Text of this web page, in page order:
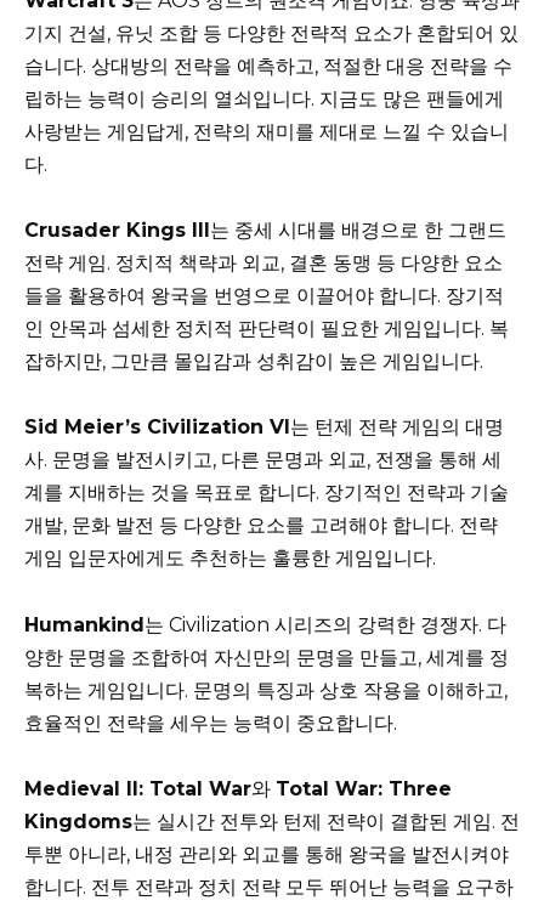
기지 건설, 유닛 조합 등 다양한 전략적 요소가 혼합되어 있
습니다. 상대방의 전략을 예측하고, 적절한 대응 전략을 수
립하는 능력이 승리의 열쇠입니다. 지금도 많은 팬들에게
사랑받는 게임답게, 전략의 재미를 제대로 느낄 수 있습니
다.
Crusader Kings III 는 중세 시대를 배경으로 한 그랜드
전략 게임. 정치적 책략과 외교, 결혼 동맹 등 다양한 요소
들을 활용하여 왕국을 번영으로 이끌어야 합니다. 장기적
인 안목과 섬세한 정치적 판단력이 필요한 게임입니다. 복
잡하지만, 그만큼 몰입감과 성취감이 높은 게임입니다.
Sid Meier’s Civilization VI 는 턴제 전략 게임의 대명
사. 문명을 발전시키고, 다른 문명과 외교, 전쟁을 통해 세
계를 지배하는 것을 목표로 합니다. 장기적인 전략과 기술
개발, 문화 발전 등 다양한 요소를 고려해야 합니다. 전략
게임 입문자에게도 추천하는 훌륭한 게임입니다.
Humankind는 Civilization 시리즈의 강력한 경쟁자. 다
양한 문명을 조합하여 자신만의 문명을 만들고, 세계를 정
복하는 게임입니다. 문명의 특징과 상호 작용을 이해하고,
효율적인 전략을 세우는 능력이 중요합니다.
Medieval II: Total War와 Total War: Three
Kingdoms는 실시간 전투와 턴제 전략이 결합된 게임. 전
투뿐 아니라, 내정 관리와 외교를 통해 왕국을 발전시켜야
합니다. 전투 전략과 정치 전략 모두 뛰어난 능력을 요구하